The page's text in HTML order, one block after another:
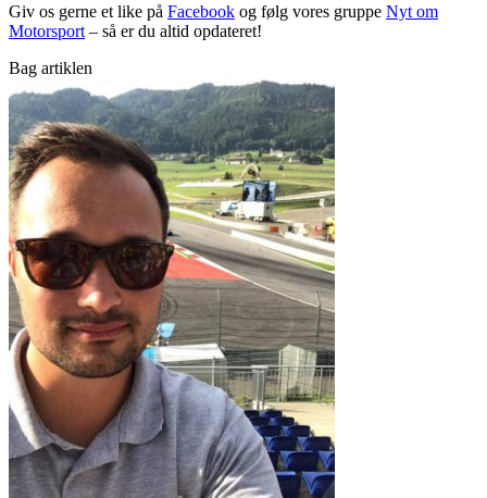
Giv os gerne et like på Facebook og følg vores gruppe Nyt om
Motorsport – så er du altid opdateret!
Bag artiklen